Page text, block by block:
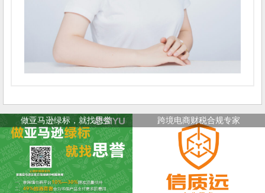
做亚马逊绿标，就找思誉 跨境电商财税合规专家